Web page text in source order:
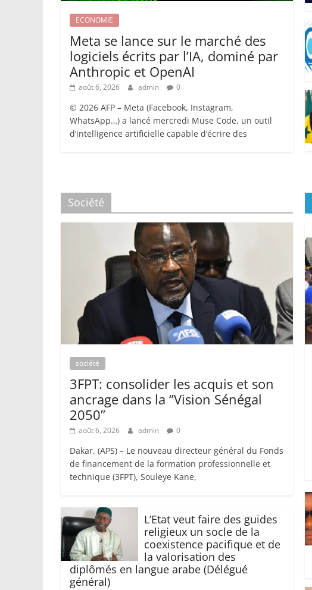
ECONOMIE
Meta se lance sur le marché des
logiciels écrits par l’IA, dominé par
Anthropic et OpenAI
août 6, 2026 admin 0
© 2026 AFP – Meta (Facebook, Instagram,
WhatsApp…) a lancé mercredi Muse Code, un outil
d’intelligence artificielle capable d’écrire des
Société
société
3FPT: consolider les acquis et son
ancrage dans la ‘’Vision Sénégal
2050’’
août 6, 2026 admin 0
Dakar, (APS) – Le nouveau directeur général du Fonds
de financement de la formation professionnelle et
technique (3FPT), Souleye Kane,
L’Etat veut faire des guides
religieux un socle de la
coexistence pacifique et de
la valorisation des
diplômés en langue arabe (Délégué
général)